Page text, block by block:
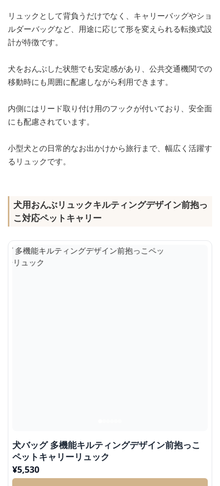
リュックとして背負うだけでなく、キャリーバッグやショ
ルダーバッグなど、用途に応じて形を変えられる転換式設
計が特徴です。
犬をおんぶした状態でも安定感があり、公共交通機関での
移動時にも周囲に配慮しながら利用できます。
内側にはリード取り付け用のフックが付いており、安全面
にも配慮されています。
小型犬との日常的なお出かけから旅行まで、幅広く活躍す
るリュックです。
犬用おんぶリュックキルティングデザイン前抱っ
こ対応ペットキャリー
犬バッグ 多機能キルティングデザイン前抱っこ
ペットキャリーリュック
¥5,530